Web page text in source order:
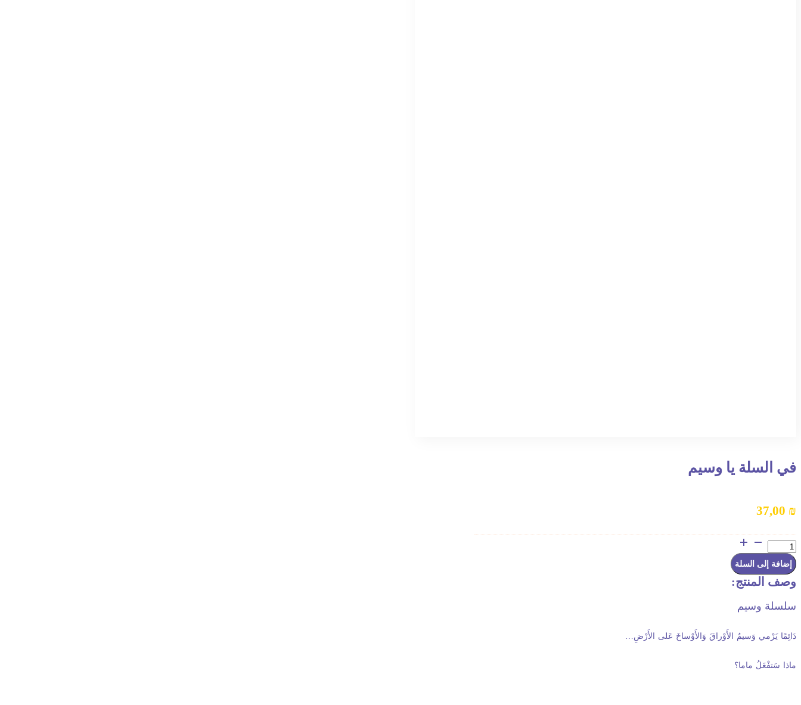
في السلة يا وسيم
37,00 ₪
كمية
في
السلة
يا
وسيم
إضافة إلى السلة
وصف المنتج:
سلسلة وسيم
دَائِمًا يَرْمي وَسيمٌ الأَوْراقَ وَالأَوْساخَ عَلى الأَرْضِ
ماذا سَتفْعَلُ ماما؟